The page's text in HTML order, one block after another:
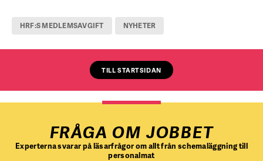
HRF:S MEDLEMSAVGIFT NYHETER
TILL STARTSIDAN
FRÅGA OM JOBBET
Experterna svarar på läsarfrågor om allt från schemaläggning till
personalmat